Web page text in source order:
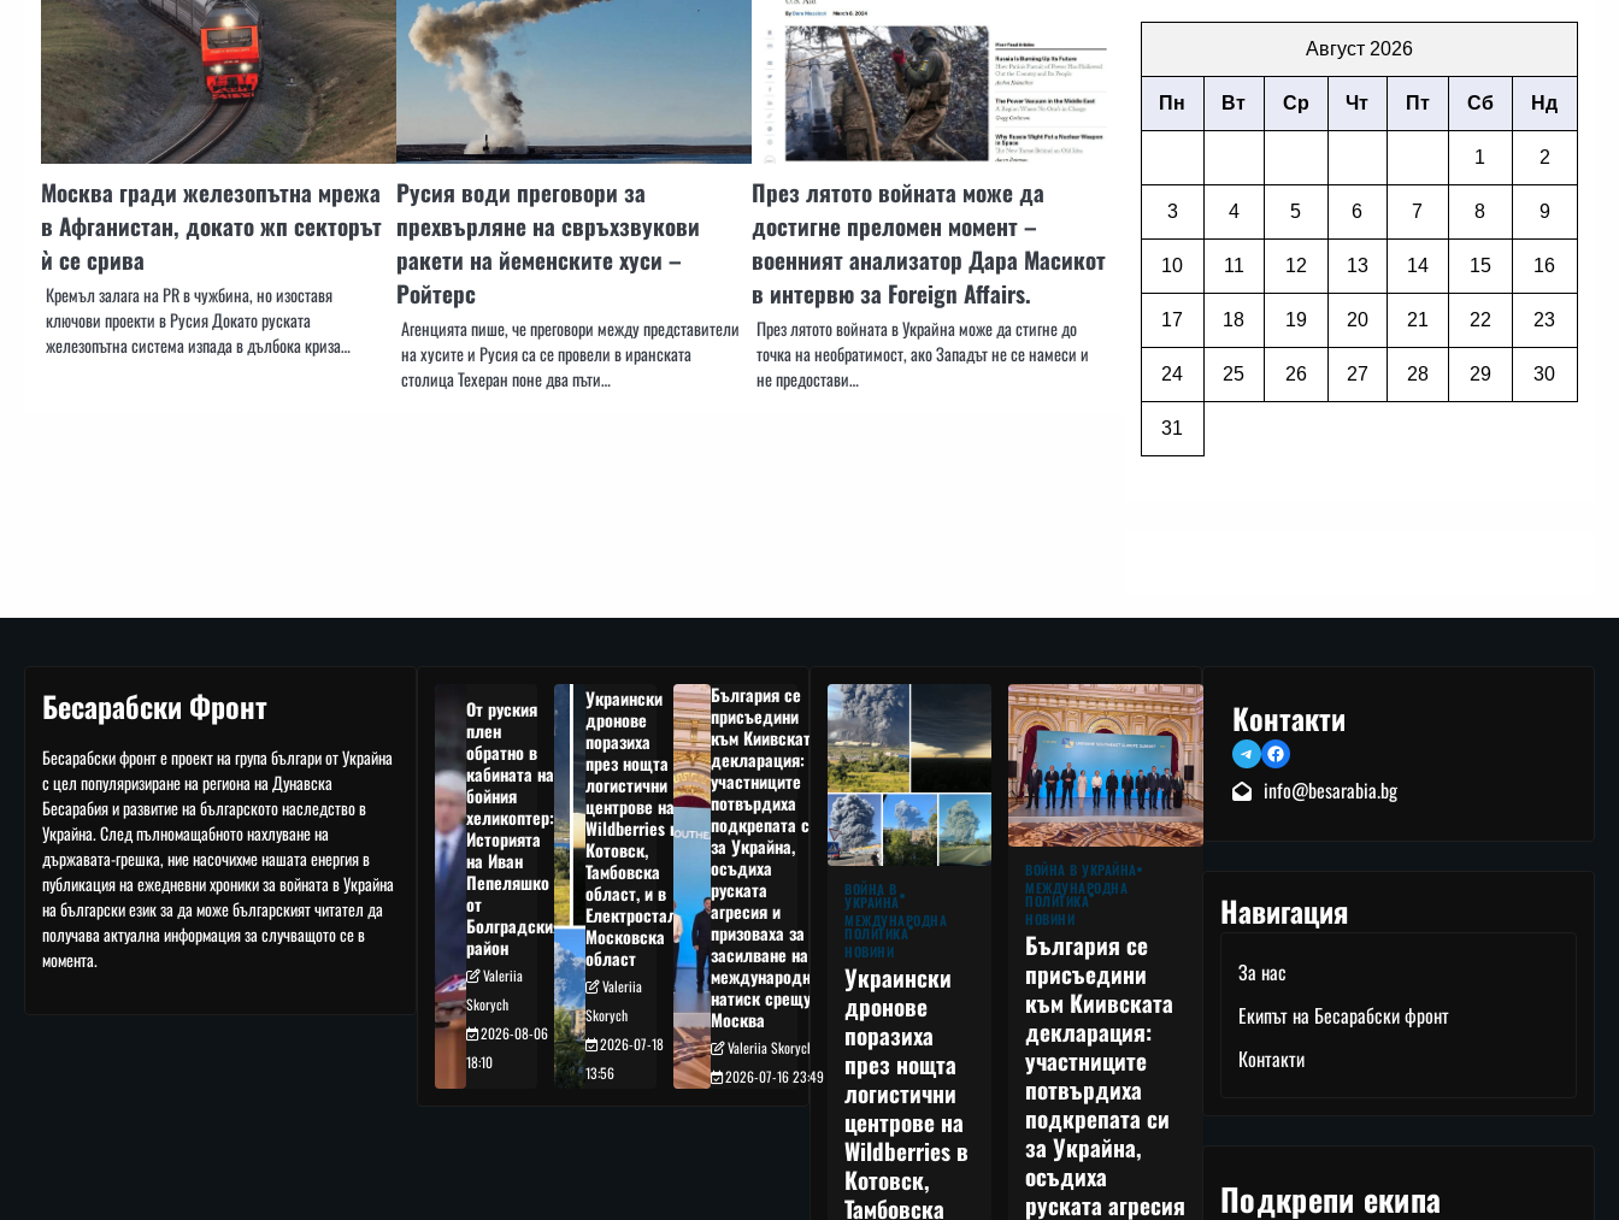
Москва гради железопътна мрежа
в Афганистан, докато жп секторът
ѝ се срива
Кремъл залага на PR в чужбина, но изоставя
ключови проекти в Русия Докато руската
железопътна система изпада в дълбока криза…
Русия води преговори за
прехвърляне на свръхзвукови
ракети на йеменските хуси –
Ройтерс
Агенцията пише, че преговори между представители
на хусите и Русия са се провели в иранската
столица Техеран поне два пъти…
През лятото войната може да
достигне преломен момент –
военният анализатор Дара Масикот
в интервю за Foreign Affairs.
През лятото войната в Украйна може да стигне до
точка на необратимост, ако Западът не се намеси и
не предостави…
Август 2026
Пн Вт Ср Чт Пт Сб Нд
1 2
3 4 5 6 7 8 9
10 11 12 13 14 15 16
17 18 19 20 21 22 23
24 25 26 27 28 29 30
31
Бесарабски Фронт
Бесарабски фронт е проект на група българи от Украйна
с цел популяризиране на региона на Дунавска
Бесарабия и развитие на българското наследство в
Украйна. След пълномащабното нахлуване на
държавата-грешка, ние насочихме нашата енергия в
публикация на ежедневни хроники за войната в Украйна
на български език за да може българският читател да
получава актуална информация за случващото се в
момента.
От руския
плен
обратно в
кабината на
бойния
хеликоптер:
Историята
на Иван
Пепеляшко
от
Болградския
район
Valeriia
Skorych
2026-08-06
18:10
Украински
дронове
поразиха
през нощта
логистични
центрове на
Wildberries в
Котовск,
Тамбовска
област, и в
Електростал,
Московска
област
Valeriia
Skorych
2026-07-18
13:56
България се
присъедини
към Киивската
декларация:
участниците
потвърдиха
подкрепата си
за Украйна,
осъдиха
руската
агресия и
призоваха за
засилване на
международния
натиск срещу
Москва
Valeriia Skorych
2026-07-16 23:49
ВОЙНА В
УКРАЙНА
МЕЖДУНАРОДНА
ПОЛИТИКА
НОВИНИ
Украински
дронове
поразиха
през нощта
логистични
центрове на
Wildberries в
Котовск,
Тамбовска
ВОЙНА В УКРАЙНА
МЕЖДУНАРОДНА
ПОЛИТИКА
НОВИНИ
България се
присъедини
към Киивската
декларация:
участниците
потвърдиха
подкрепата си
за Украйна,
осъдиха
руската агресия
Контакти
TelegramFacebook
info@besarabia.bg
Навигация
За нас
Екипът на Бесарабски фронт
Контакти
Подкрепи екипа